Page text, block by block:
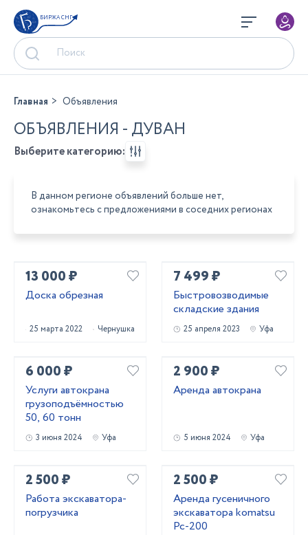
БИРЖА СНГ
Главная Объявления
ОБЪЯВЛЕНИЯ - ДУВАН
Выберите категорию:
В данном регионе объявлений больше нет,
ознакомьтесь с предложениями в соседних регионах
13 000 ₽
Доска обрезная
25 марта 2022 Чернушка
7 499 ₽
Быстровозводимые
складские здания
25 апреля 2023 Уфа
6 000 ₽
Услуги автокрана
грузоподъёмностью
50, 60 тонн
3 июня 2024 Уфа
2 900 ₽
Аренда автокрана
5 июня 2024 Уфа
2 500 ₽
Работа экскаватора-
погрузчика
2 500 ₽
Аренда гусеничного
экскаватора komatsu
Pc-200